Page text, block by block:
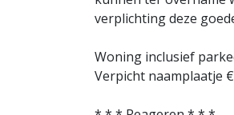
verplichting deze
Woning inclusief
Verpicht naamplaatje